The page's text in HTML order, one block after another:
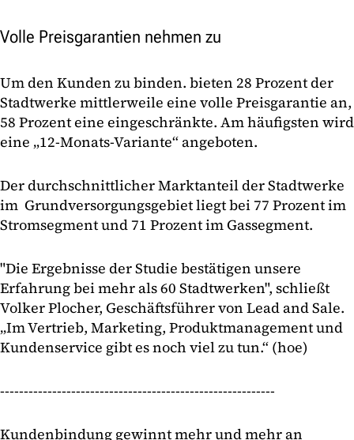
Volle Preisgarantien nehmen zu
Um den Kunden zu binden. bieten 28 Prozent der
Stadtwerke mittlerweile eine volle Preisgarantie an,
58 Prozent eine eingeschränkte. Am häufigsten wird
eine „12-Monats-Variante“ angeboten.
Der durchschnittlicher Marktanteil der Stadtwerke
im Grundversorgungsgebiet liegt bei 77 Prozent im
Stromsegment und 71 Prozent im Gassegment.
"Die Ergebnisse der Studie bestätigen unsere
Erfahrung bei mehr als 60 Stadtwerken", schließt
Volker Plocher, Geschäftsführer von Lead and Sale.
„Im Vertrieb, Marketing, Produktmanagement und
Kundenservice gibt es noch viel zu tun.“ (hoe)
----------------------------------------------------------
Kundenbindung gewinnt mehr und mehr an